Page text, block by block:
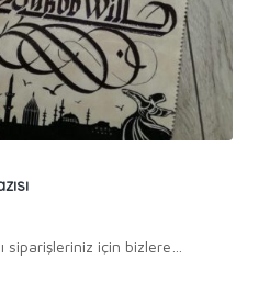
siparişleriniz için bizlere…